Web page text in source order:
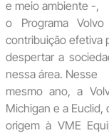
e meio ambiente -,
o Programa
contribuição efetiva
despertar a
nessa área. Nesse
mesmo ano, a
Michigan e a Euclid,
origem à VME